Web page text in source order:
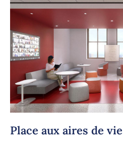
Place aux aires de